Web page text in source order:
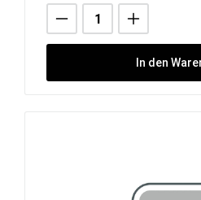
In den